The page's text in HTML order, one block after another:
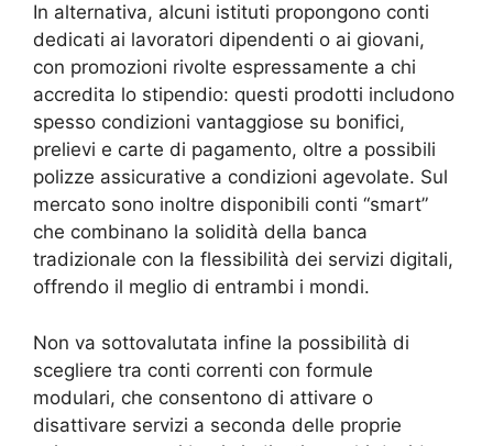
In alternativa, alcuni istituti propongono conti
dedicati ai lavoratori dipendenti o ai giovani,
con promozioni rivolte espressamente a chi
accredita lo stipendio: questi prodotti includono
spesso condizioni vantaggiose su bonifici,
prelievi e carte di pagamento, oltre a possibili
polizze assicurative a condizioni agevolate. Sul
mercato sono inoltre disponibili conti “smart”
che combinano la solidità della banca
tradizionale con la flessibilità dei servizi digitali,
offrendo il meglio di entrambi i mondi.
Non va sottovalutata infine la possibilità di
scegliere tra conti correnti con formule
modulari, che consentono di attivare o
disattivare servizi a seconda delle proprie